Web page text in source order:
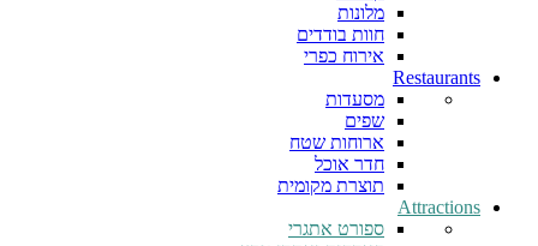
מלונות
חוות בודדים
אירוח כפרי
Restaurants
מסעדות
שפים
ארוחות שטח
חדר אוכל
תוצרת מקומית
Attractions
ספורט אתגרי